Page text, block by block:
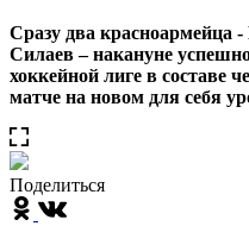
Сразу два красноармейца
Силаев – накануне
хоккейной лиге в составе
матче на новом для себя
Поделиться